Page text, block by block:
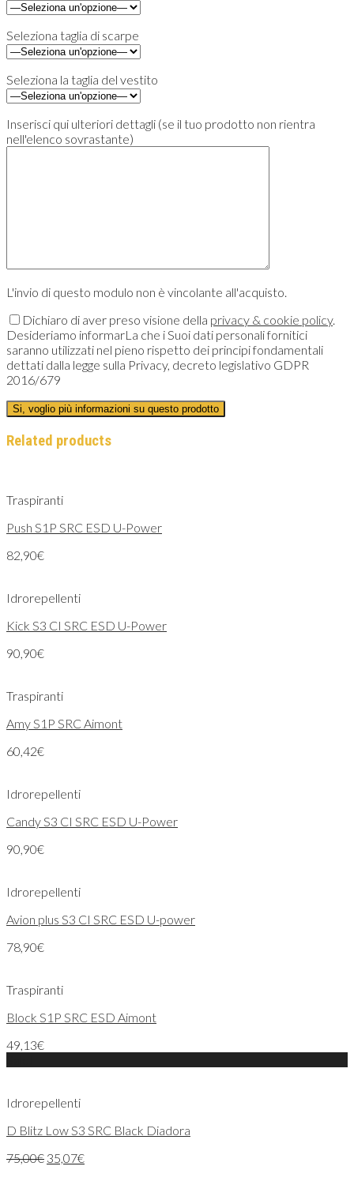
Seleziona taglia di scarpe
Seleziona la taglia del vestito
Inserisci qui ulteriori dettagli (se il tuo prodotto non rientra
nell'elenco sovrastante)
L'invio di questo modulo non è vincolante all'acquisto.
Dichiaro di aver preso visione della privacy & cookie policy.
Desideriamo informarLa che i Suoi dati personali fornitici
saranno utilizzati nel pieno rispetto dei principi fondamentali
dettati dalla legge sulla Privacy, decreto legislativo GDPR
2016/679
Related products
Traspiranti
Push S1P SRC ESD U-Power
82,90€
Idrorepellenti
Kick S3 CI SRC ESD U-Power
90,90€
Traspiranti
Amy S1P SRC Aimont
60,42€
Idrorepellenti
Candy S3 CI SRC ESD U-Power
90,90€
Idrorepellenti
Avion plus S3 CI SRC ESD U-power
78,90€
Traspiranti
Block S1P SRC ESD Aimont
49,13€
Idrorepellenti
D Blitz Low S3 SRC Black Diadora
75,00€ 35,07€